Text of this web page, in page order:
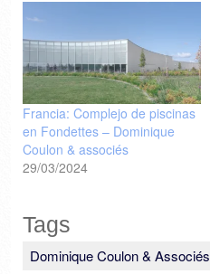
Francia: Complejo de piscinas
en Fondettes – Dominique
Coulon & associés
29/03/2024
Tags
Dominique Coulon & Associés